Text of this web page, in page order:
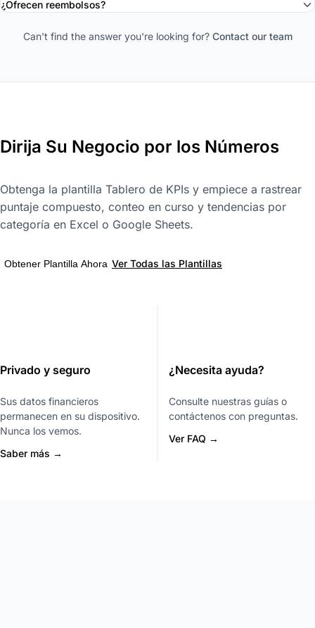
¿Ofrecen reembolsos?
Can't find the answer you're looking for? Contact our team
Dirija Su Negocio por los Números
Obtenga la plantilla Tablero de KPIs y empiece a rastrear
puntaje compuesto, conteo en curso y tendencias por
categoría en Excel o Google Sheets.
Obtener Plantilla Ahora Ver Todas las Plantillas
Privado y seguro
Sus datos financieros
permanecen en su dispositivo.
Nunca los vemos.
Saber más →
¿Necesita ayuda?
Consulte nuestras guías o
contáctenos con preguntas.
Ver FAQ →